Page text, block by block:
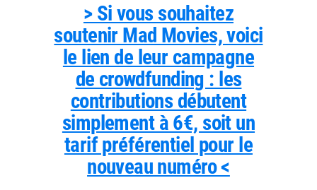
> Si vous souhaitez
soutenir Mad Movies, voici
le lien de leur campagne
de crowdfunding : les
contributions débutent
simplement à 6€, soit un
tarif préférentiel pour le
nouveau numéro <